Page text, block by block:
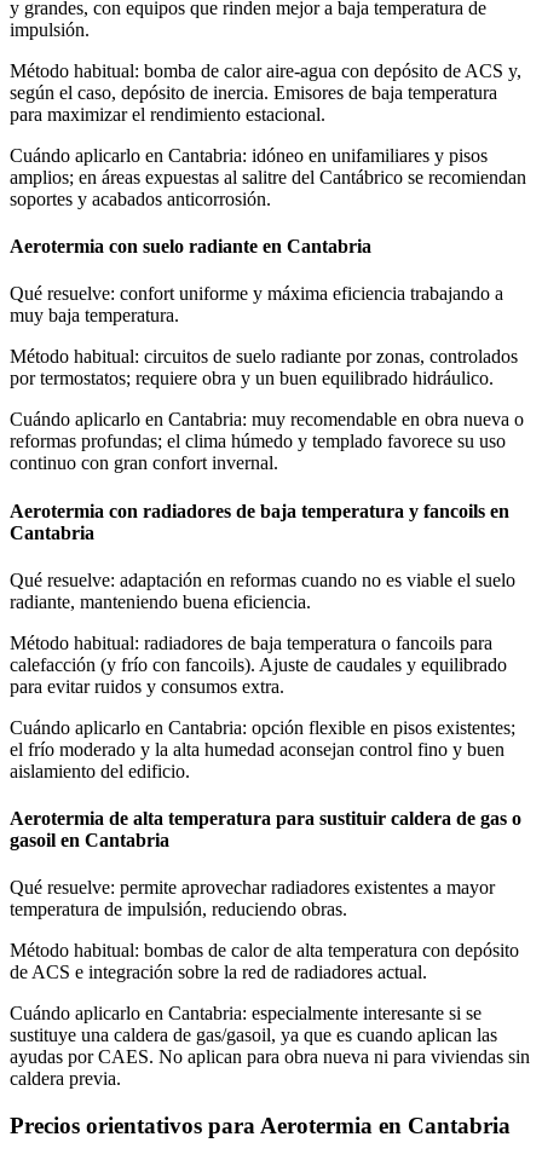
y grandes, con equipos que rinden mejor a baja temperatura de
impulsión.
Método habitual: bomba de calor aire-agua con depósito de ACS y,
según el caso, depósito de inercia. Emisores de baja temperatura
para maximizar el rendimiento estacional.
Cuándo aplicarlo en Cantabria: idóneo en unifamiliares y pisos
amplios; en áreas expuestas al salitre del Cantábrico se recomiendan
soportes y acabados anticorrosión.
Aerotermia con suelo radiante en Cantabria
Qué resuelve: confort uniforme y máxima eficiencia trabajando a
muy baja temperatura.
Método habitual: circuitos de suelo radiante por zonas, controlados
por termostatos; requiere obra y un buen equilibrado hidráulico.
Cuándo aplicarlo en Cantabria: muy recomendable en obra nueva o
reformas profundas; el clima húmedo y templado favorece su uso
continuo con gran confort invernal.
Aerotermia con radiadores de baja temperatura y fancoils en
Cantabria
Qué resuelve: adaptación en reformas cuando no es viable el suelo
radiante, manteniendo buena eficiencia.
Método habitual: radiadores de baja temperatura o fancoils para
calefacción (y frío con fancoils). Ajuste de caudales y equilibrado
para evitar ruidos y consumos extra.
Cuándo aplicarlo en Cantabria: opción flexible en pisos existentes;
el frío moderado y la alta humedad aconsejan control fino y buen
aislamiento del edificio.
Aerotermia de alta temperatura para sustituir caldera de gas o
gasoil en Cantabria
Qué resuelve: permite aprovechar radiadores existentes a mayor
temperatura de impulsión, reduciendo obras.
Método habitual: bombas de calor de alta temperatura con depósito
de ACS e integración sobre la red de radiadores actual.
Cuándo aplicarlo en Cantabria: especialmente interesante si se
sustituye una caldera de gas/gasoil, ya que es cuando aplican las
ayudas por CAES. No aplican para obra nueva ni para viviendas sin
caldera previa.
Precios orientativos para Aerotermia en Cantabria